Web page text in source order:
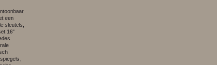
een
sleutels,
16"